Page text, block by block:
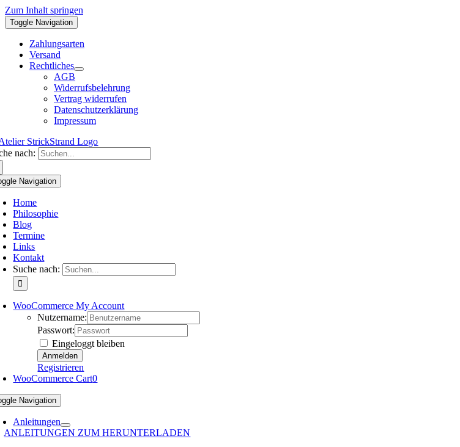
Zum Inhalt springen
Toggle Navigation
Zahlungsarten
Versand
Rechtliches
AGB
Widerrufsbelehrung
Vertrag widerrufen
Datenschutzerklärung
Impressum
nach:
Navigation
Home
Philosophie
Blog
Termine
Links
Kontakt
Suche nach:
WooCommerce My Account
Nutzername:
Passwort:
Eingeloggt bleiben
Registrieren
WooCommerce Cart0
Navigation
Anleitungen
ANLEITUNGEN ZUM HERUNTERLADEN